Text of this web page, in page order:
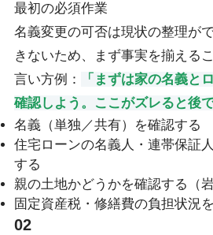
最初の必須作業
名義変更の可否は現状の整理が
きないため、まず事実を揃える
言い方例：
「まずは家の名義と
確認しよう。ここがズレると後
名義（単独／共有）を確認する
住宅ローンの名義人・連帯保証
する
親の土地かどうかを確認する（
固定資産税・修繕費の負担状況
02